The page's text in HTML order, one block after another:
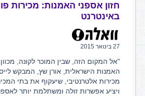
חזון אספני האמנות: מכירות
באינטרנט
27 בינואר 2015
"אל המקום הזה, שבין המוכר לקונה,
האמנות הישראלית, אורן שץ, המבקש
מכירות אלטרנטיבי, שיעקוף את בתי
ויציע אפשרות זולה ומשתלמת יותר